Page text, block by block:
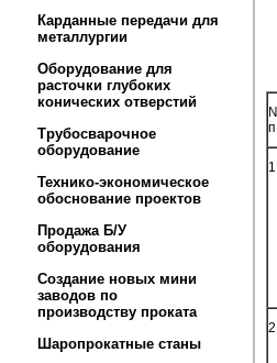
Карданные передачи для
металлургии
Оборудование для
расточки глубоких
конических отверстий
Трубосварочное
оборудование
Технико-экономическое
обоснование проектов
Продажа Б/У
оборудования
Создание новых мини
заводов по
производству проката
Шаропрокатные станы
п
1
2